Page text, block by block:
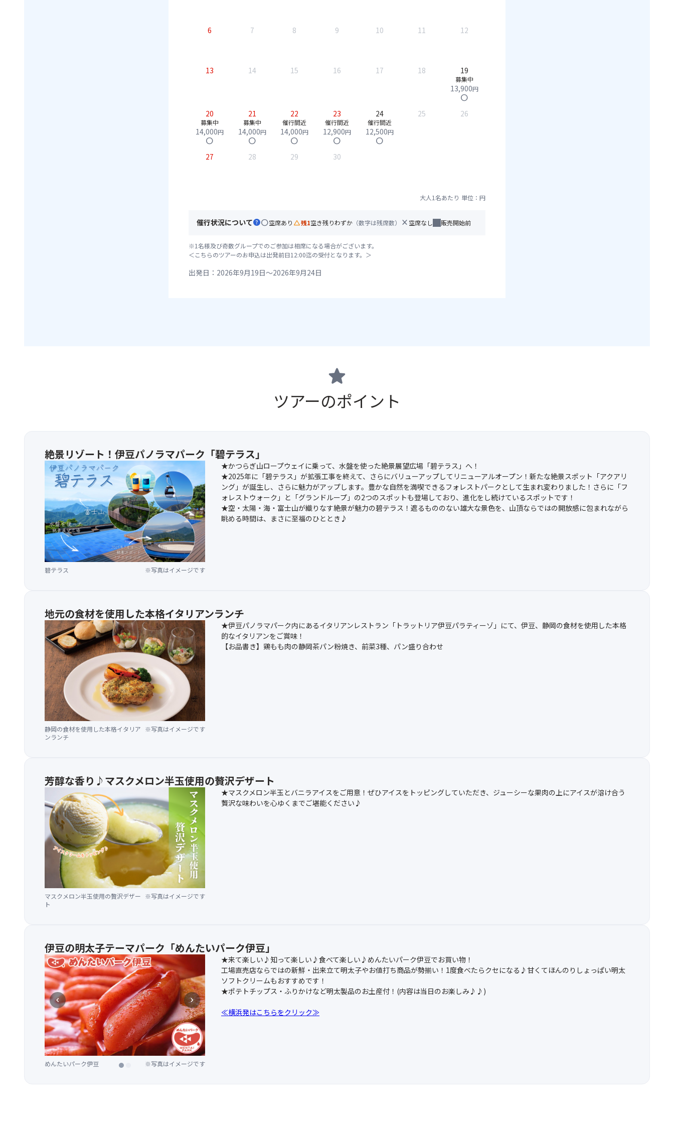
6 7 8 9 10 11 12
13 14 15 16 17 18 19
募集中
13,900円
circle
20
募集中
14,000円
circle
21
募集中
14,000円
circle
22
催行間近
14,000円
circle
23
催行間近
12,900円
circle
24
催行間近
12,500円
circle
25 26
27 28 29 30
大人1名あたり 単位：円
催行状況についてhelpcircle空席あり change_history残1空き残りわずか （数字は残席数） close 空席なし 販売開始前
※1名様及び奇数グループでのご参加は相席になる場合がございます。
＜こちらのツアーのお申込は出発前日12:00迄の受付となります。＞
出発日：2026年9月19日～2026年9月24日
star
ツアーのポイント
絶景リゾート！伊豆パノラマパーク「碧テラス」
碧テラス ※写真はイメージです
★かつらぎ山ロープウェイに乗って、水盤を使った絶景展望広場「碧テラス」へ！
★2025年に「碧テラス」が拡張工事を終えて、さらにバリューアップしてリニューアルオープン！新たな絶景スポット「アクアリ
ング」が誕生し、さらに魅力がアップします。豊かな自然を満喫できるフォレストパークとして生まれ変わりました！さらに「フ
ォレストウォーク」と「グランドループ」の2つのスポットも登場しており、進化をし続けているスポットです！
★空・太陽・海・富士山が織りなす絶景が魅力の碧テラス！遮るもののない雄大な景色を、山頂ならではの開放感に包まれながら
眺める時間は、まさに至福のひととき♪
地元の食材を使用した本格イタリアンランチ
静岡の食材を使用した本格イタリア
ンランチ
※写真はイメージです
★伊豆パノラマパーク内にあるイタリアンレストラン「トラットリア伊豆パラティーゾ」にて、伊豆、静岡の食材を使用した本格
的なイタリアンをご賞味！
【お品書き】鶏もも肉の静岡茶パン粉焼き、前菜3種、パン盛り合わせ
芳醇な香り♪マスクメロン半玉使用の贅沢デザート
マスクメロン半玉使用の贅沢デザー
ト
※写真はイメージです
★マスクメロン半玉とバニラアイスをご用意！ぜひアイスをトッピングしていただき、ジューシーな果肉の上にアイスが溶け合う
贅沢な味わいを心ゆくまでご堪能ください♪
伊豆の明太子テーマパーク「めんたいパーク伊豆」
めんたいパーク伊豆 ※写真はイメージです
めんたいパーク伊豆 ※写真はイメージです
chevron_left chevron_right
★来て楽しい♪知って楽しい♪食べて楽しい♪めんたいパーク伊豆でお買い物！
工場直売店ならではの新鮮・出来立て明太子やお値打ち商品が勢揃い！1度食べたらクセになる♪甘くてほんのりしょっぱい明太
ソフトクリームもおすすめです！
★ポテトチップス・ふりかけなど明太製品のお土産付！(内容は当日のお楽しみ♪♪)
≪横浜発はこちらをクリック≫